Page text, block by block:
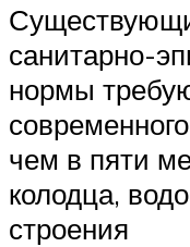
санитарно-
нормы
чем в пяти
колодца,
строения